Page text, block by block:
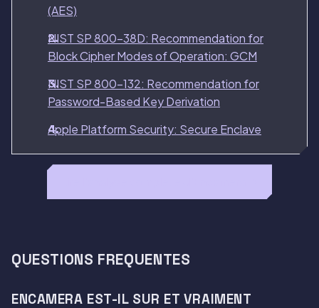
(AES)
NIST SP 800-38D: Recommendation for
Block Cipher Modes of Operation: GCM
NIST SP 800-132: Recommendation for
Password-Based Key Derivation
Apple Platform Security: Secure Enclave
QUESTIONS FREQUENTES
ENCAMERA EST-IL SUR ET VRAIMENT